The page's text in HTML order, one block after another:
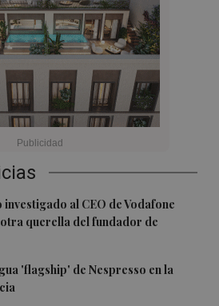
al CEO de Vodafone
querella del fundador de
'flagship' de Nespresso en la